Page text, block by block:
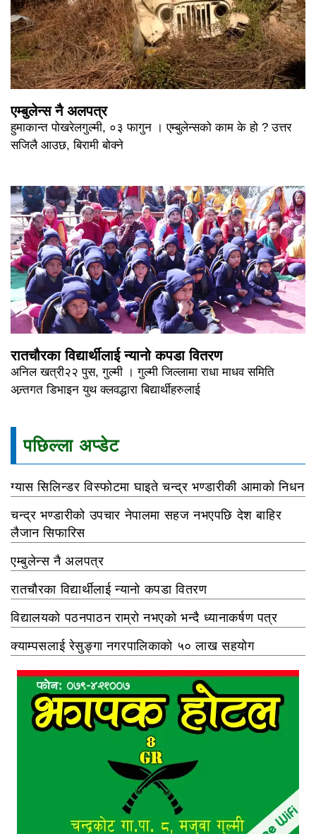
एम्बुलेन्स नै अलपत्र
हुमाकान्त पोखरेलगुल्मी, ०३ फागुन । एम्बुलेन्सको काम के हो ? उत्तर
सजिलै आउछ, बिरामी बोक्ने
रातचौरका विद्यार्थीलाई न्यानो कपडा वितरण
अनिल खत्री२२ पुस, गुल्मी । गुल्मी जिल्लामा राधा माधव समिति
अन्र्तगत डिभाइन युथ क्लवद्धारा बिद्यार्थीहरुलाई
पछिल्ला अप्डेट
ग्यास सिलिन्डर विस्फोटमा घाइते चन्द्र भण्डारीकी आमाको निधन
चन्द्र भण्डारीको उपचार नेपालमा सहज नभएपछि देश बाहिर
लैजान सिफारिस
एम्बुलेन्स नै अलपत्र
रातचौरका विद्यार्थीलाई न्यानो कपडा वितरण
विद्यालयको पठनपाठन राम्रो नभएको भन्दै ध्यानाकर्षण पत्र
क्याम्पसलाई रेसुङ्गा नगरपालिकाको ५० लाख सहयोग